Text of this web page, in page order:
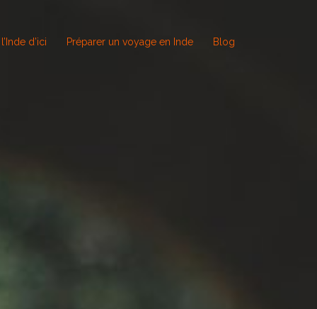
d’ici Préparer un voyage en Inde Blog